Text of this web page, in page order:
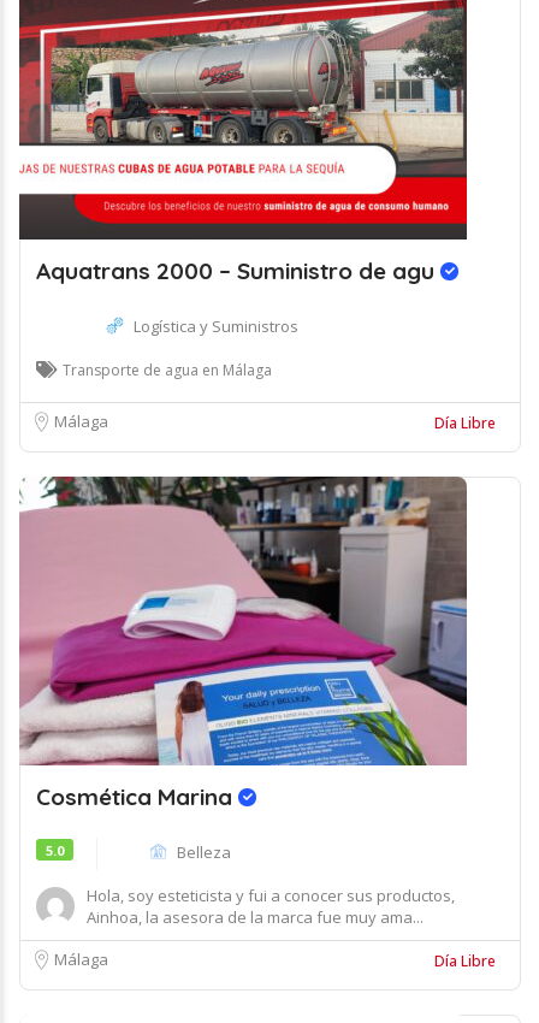
Aquatrans 2000 – Suministro de agu
Logística y Suministros
Transporte de agua en Málaga
Málaga Día Libre
Cosmética Marina
5.0
Belleza
Hola, soy esteticista y fui a conocer sus productos,
Ainhoa, la asesora de la marca fue muy ama...
Málaga
Día Libre